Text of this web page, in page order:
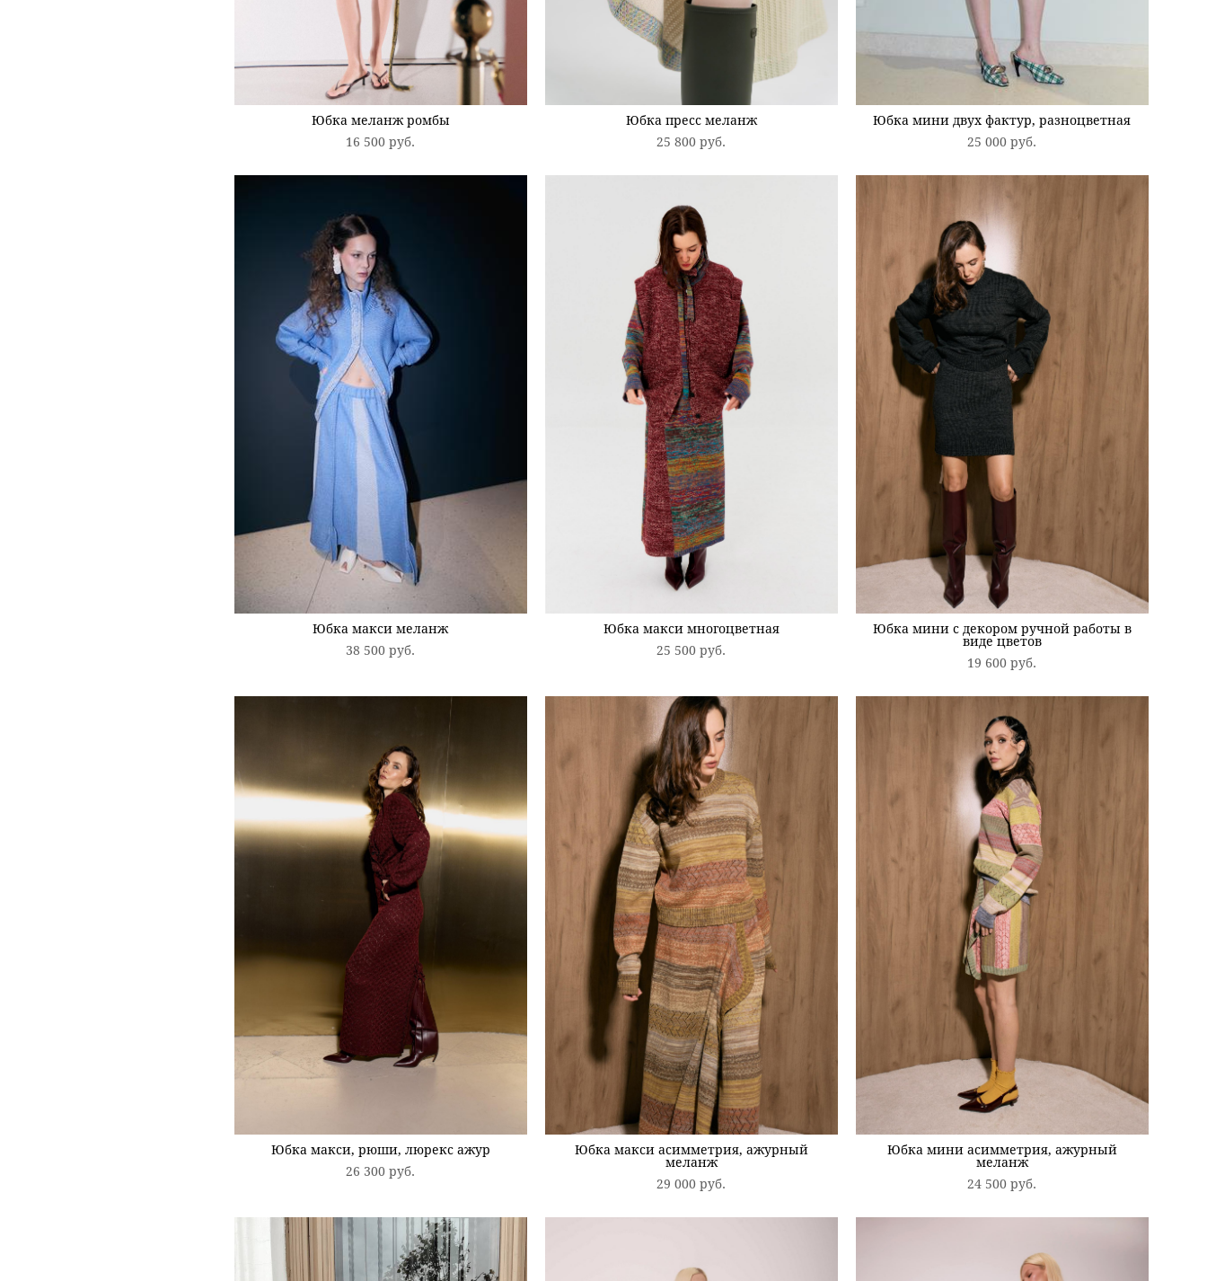
Юбка меланж ромбы
16 500 pуб.
Юбка пресс меланж
25 800 pуб.
Юбка мини двух фактур, разноцветная
25 000 pуб.
Юбка макси меланж
38 500 pуб.
Юбка макси многоцветная
25 500 pуб.
Юбка мини с декором ручной работы в
виде цветов
19 600 pуб.
Юбка макси, рюши, люрекс ажур
26 300 pуб.
Юбка макси асимметрия, ажурный
меланж
29 000 pуб.
Юбка мини асимметрия, ажурный
меланж
24 500 pуб.